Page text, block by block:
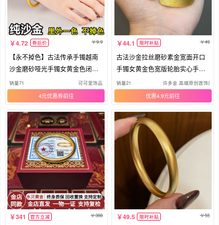
4.72 券后价 9.9
【永不掉色】古法传承手镯越南
沙金磨砂哑光手镯女黄金色闭口
手环
销量71 可可里饰品
4元优惠券
44.1 限时补贴 49
古法沙金拉丝磨砂素金宽面开口
手镯女黄金色宽版轮胎实心手环
镯子
销量21 许多金 高端原创首饰店
优惠4.9元
341 官方立减 388 49.5 限时补贴 55